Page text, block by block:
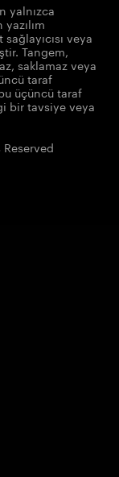
yalnızca
veya
Tangem,
saklamaz veya
taraf
üçüncü taraf
bir tavsiye veya